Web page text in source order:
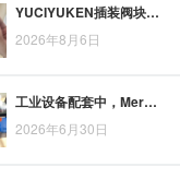
YUCIYUKEN插装阀块值得选用的三项优势
2026年8月6日
工业设备配套中，Merkle油缸承担哪些关键支撑作用
2026年6月30日